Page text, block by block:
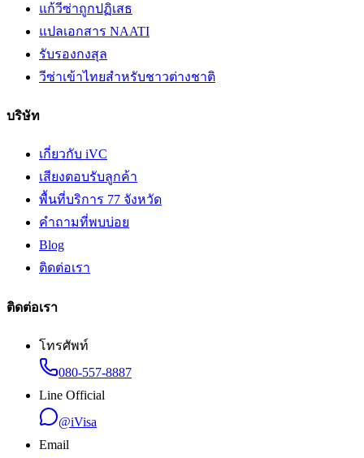
แก้วีซ่าถูกปฏิเสธ
แปลเอกสาร NAATI
รับรองกงสุล
วีซ่าเข้าไทยสำหรับชาวต่างชาติ
บริษัท
เกี่ยวกับ iVC
เสียงตอบรับลูกค้า
พื้นที่บริการ 77 จังหวัด
คำถามที่พบบ่อย
Blog
ติดต่อเรา
ติดต่อเรา
โทรศัพท์
080-557-8887
Line Official
@iVisa
Email